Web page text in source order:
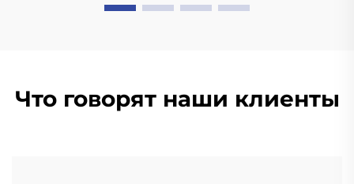
Что говорят наши клиенты